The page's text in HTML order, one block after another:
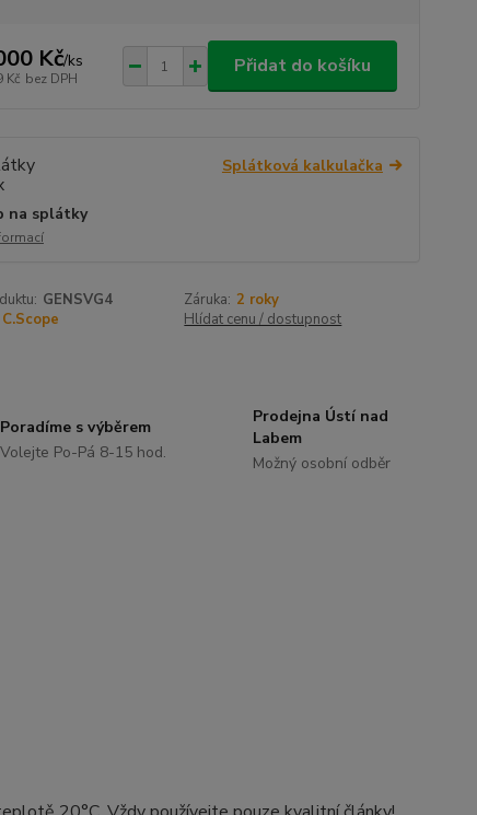
Kč/ks
Kč bez DPH
Přidat do košíku
Splátková kalkulačka
na splátky
GENSVG4 Záruka: 2 roky
C.Scope Hlídat cenu / dostupnost
Poradíme s výběrem
Volejte Po-Pá 8-15 hod.
Prodejna Ústí nad
Labem
Možný osobní odběr